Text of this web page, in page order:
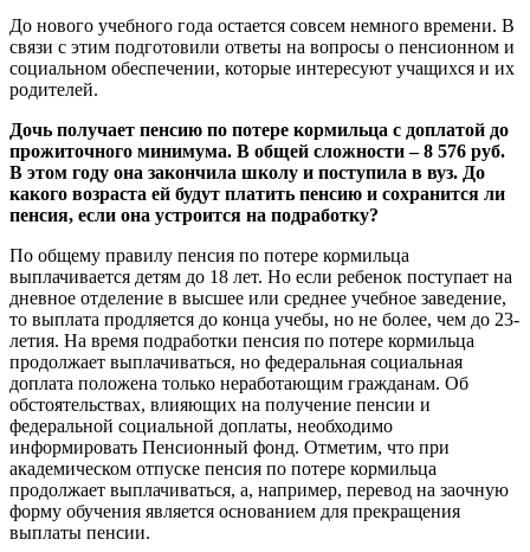
До нового учебного года остается совсем немного времени. В
связи с этим подготовили ответы на вопросы о пенсионном и
социальном обеспечении, которые интересуют учащихся и их
родителей.
Дочь получает пенсию по потере кормильца с доплатой до
прожиточного минимума. В общей сложности – 8 576 руб.
В этом году она закончила школу и поступила в вуз. До
какого возраста ей будут платить пенсию и сохранится ли
пенсия, если она устроится на подработку?
По общему правилу пенсия по потере кормильца
выплачивается детям до 18 лет. Но если ребенок поступает на
дневное отделение в высшее или среднее учебное заведение,
то выплата продляется до конца учебы, но не более, чем до 23-
летия. На время подработки пенсия по потере кормильца
продолжает выплачиваться, но федеральная социальная
доплата положена только неработающим гражданам. Об
обстоятельствах, влияющих на получение пенсии и
федеральной социальной доплаты, необходимо
информировать Пенсионный фонд. Отметим, что при
академическом отпуске пенсия по потере кормильца
продолжает выплачиваться, а, например, перевод на заочную
форму обучения является основанием для прекращения
выплаты пенсии.